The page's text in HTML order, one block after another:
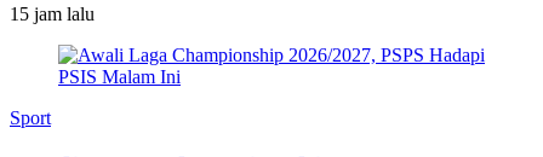
15 jam lalu
Sport